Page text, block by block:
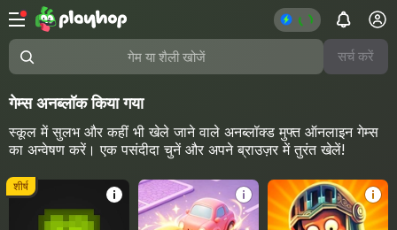
गेम या शैली खोजें सर्च करें
गेम्स अनब्लॉक किया गया
स्कूल में सुलभ और कहीं भी खेले जाने वाले अनब्लॉक्ड मुफ्त ऑनलाइन गेम्स
का अन्वेषण करें। एक पसंदीदा चुनें और अपने ब्राउज़र में तुरंत खेलें!
शीर्ष